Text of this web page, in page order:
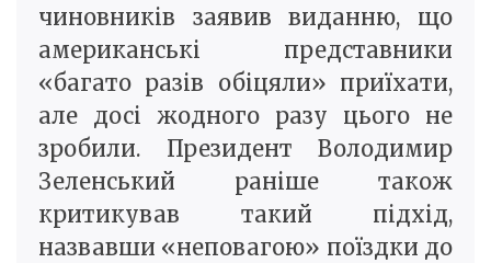
чиновників заявив виданню, що
американські представники
«багато разів обіцяли» приїхати,
але досі жодного разу цього не
зробили. Президент Володимир
Зеленський раніше також
критикував такий підхід,
назвавши «неповагою» поїздки до